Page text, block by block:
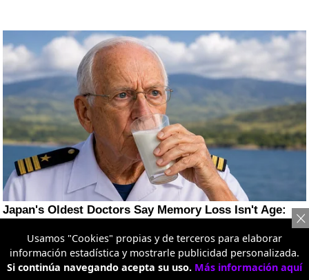
Usamos "Cookies" propias y de terceros para elaborar
información estadística y mostrarle publicidad personalizada.
Si continúa navegando acepta su uso. Más información aquí